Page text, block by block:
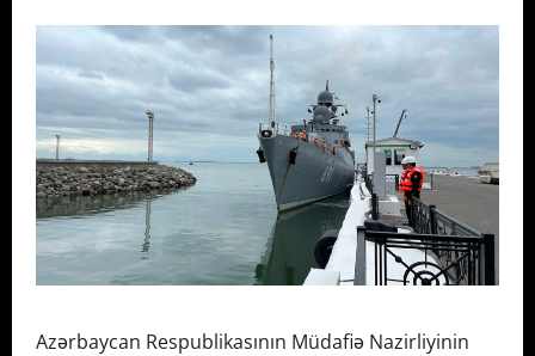
Azərbaycan Respublikasının Müdafiə Nazirliyinin